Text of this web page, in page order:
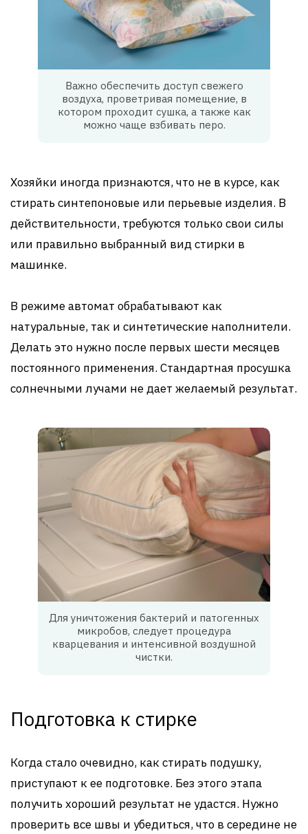
Важно обеспечить доступ свежего
воздуха, проветривая помещение, в
котором проходит сушка, а также как
можно чаще взбивать перо.
Хозяйки иногда признаются, что не в курсе, как
стирать синтепоновые или перьевые изделия. В
действительности, требуются только свои силы
или правильно выбранный вид стирки в
машинке.
В режиме автомат обрабатывают как
натуральные, так и синтетические наполнители.
Делать это нужно после первых шести месяцев
постоянного применения. Стандартная просушка
солнечными лучами не дает желаемый результат.
Для уничтожения бактерий и патогенных
микробов, следует процедура
кварцевания и интенсивной воздушной
чистки.
Подготовка к стирке
Когда стало очевидно, как стирать подушку,
приступают к ее подготовке. Без этого этапа
получить хороший результат не удастся. Нужно
проверить все швы и убедиться, что в середине не